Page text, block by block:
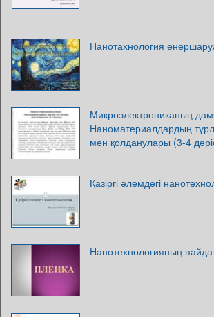
Нанотахнология
Микроэлектрониканың
Наноматериалдардың
мен қолданулары (3-4
Қазіргі әлемдегі
Нанотехнологияның